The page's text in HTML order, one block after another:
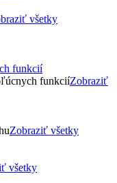
všetky
funkcií
funkciíZobraziť
Zobraziť všetky
všetky